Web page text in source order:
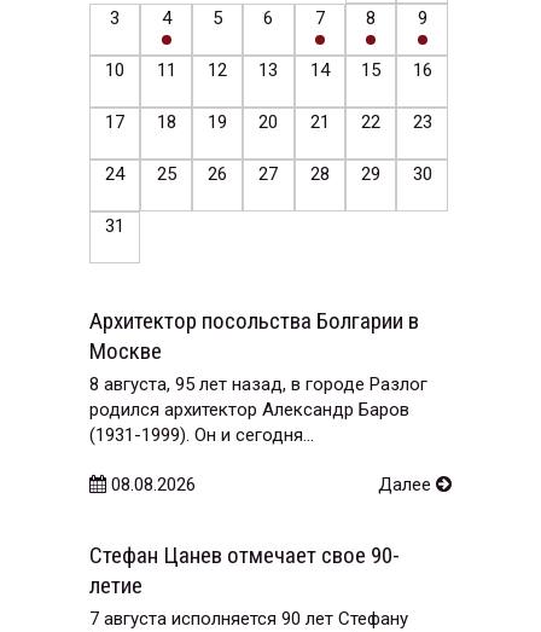
3 4 5 6 7 8 9
10 11 12 13 14 15 16
17 18 19 20 21 22 23
24 25 26 27 28 29 30
31
Архитектор посольства Болгарии в
Москве
8 августа, 95 лет назад, в городе Разлог
родился архитектор Александр Баров
(1931-1999). Он и сегодня...
08.08.2026 Далее
Стефан Цанев отмечает свое 90-
летие
7 августа исполняется 90 лет Стефану